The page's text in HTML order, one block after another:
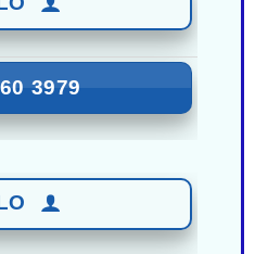
GIÁ - TRẢ GÓP
3979